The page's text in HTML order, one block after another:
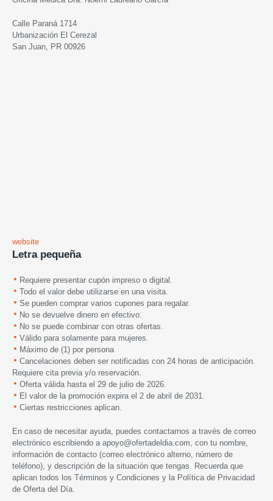
Calle Paraná 1714
Urbanización El Cerezal
San Juan, PR 00926
website
Letra pequeña
Requiere presentar cupón impreso o digital.
Todo el valor debe utilizarse en una visita.
Se pueden comprar varios cupones para regalar.
No se devuelve dinero en efectivo.
No se puede combinar con otras ofertas.
Válido para solamente para mujeres.
Máximo de (1) por persona
Cancelaciones deben ser notificadas con 24 horas de anticipación.
Requiere cita previa y/o reservación.
Oferta válida hasta el 29 de julio de 2026.
El valor de la promoción expira el 2 de abril de 2031.
Ciertas restricciones aplican.
En caso de necesitar ayuda, puedes contactarnos a través de correo
electrónico escribiendo a apoyo@ofertadeldia.com , con tu nombre,
información de contacto (correo electrónico alterno, número de
teléfono), y descripción de la situación que tengas. Recuerda que
aplican todos los Términos y Condiciones y la Política de Privacidad
de Oferta del Día.